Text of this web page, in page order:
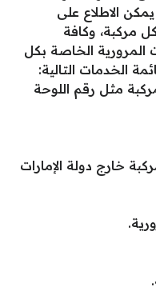
الاطلاع على
مركبة، وكافة
المرورية الخاصة بكل
الخدمات التالية:
مثل رقم اللوحة
خارج دولة الإمارات